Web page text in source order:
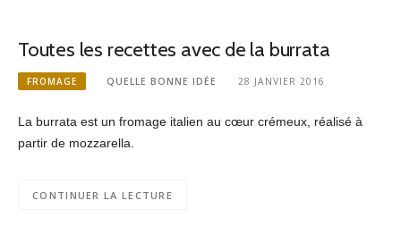
Toutes les recettes avec de la burrata
FROMAGE QUELLE BONNE IDÉE 28 JANVIER 2016
La burrata est un fromage italien au cœur crémeux, réalisé à
partir de mozzarella.
CONTINUER LA LECTURE